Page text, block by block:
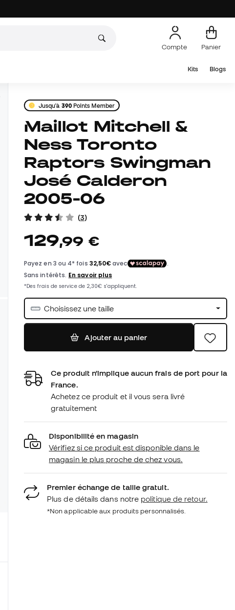
Compte Panier
Kits Blogs
Jusqu'à 390Points Member
Maillot Mitchell &
Ness Toronto
Raptors Swingman
José Calderon
2005-06
(3)
129,99 €
Choisissez une taille
Ajouter au panier
Ce produit n'implique aucun frais de port pour la
France.
Achetez ce produit et il vous sera livré
gratuitement
Disponibilité en magasin
Vérifiez si ce produit est disponible dans le
magasin le plus proche de chez vous.
Premier échange de taille gratuit.
Plus de détails dans notre politique de retour.
*Non applicable aux produits personnalisés.